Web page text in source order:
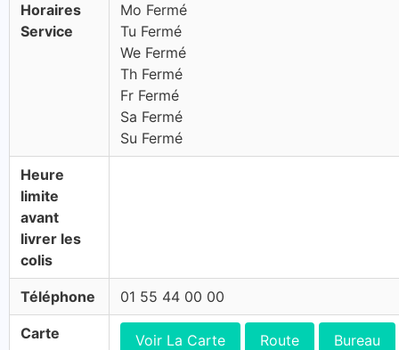
Horaires
Service
Mo Fermé
Tu Fermé
We Fermé
Th Fermé
Fr Fermé
Sa Fermé
Su Fermé
Heure
limite
avant
livrer les
colis
Téléphone 01 55 44 00 00
Carte Voir La Carte Route Bureau